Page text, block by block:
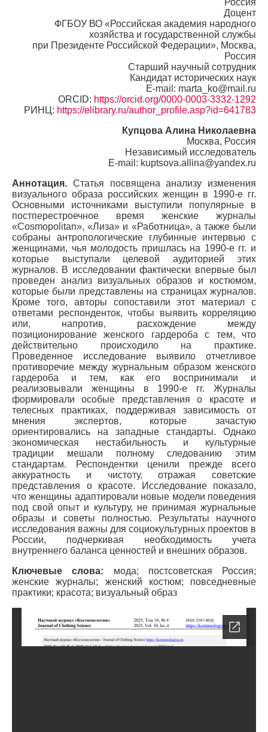
Россия
Доцент
ФГБОУ ВО «Российская академия народного
хозяйства и государственной службы
при Президенте Российской Федерации», Москва,
Россия
Старший научный сотрудник
Кандидат исторических наук
E-mail: marta_ko@mail.ru
ORCID: https://orcid.org/0000-0003-3332-1292
РИНЦ: https://elibrary.ru/author_profile.asp?id=641783
Купцова Алина Николаевна
Москва, Россия
Независимый исследователь
E-mail: kuptsova.allina@yandex.ru
Аннотация. Статья посвящена анализу изменения
визуального образа российских женщин в 1990-е гг.
Основными источниками выступили популярные в
постперестроечное время женские журналы
«Cosmopolitan», «Лиза» и «Работница», а также были
собраны антропологические глубинные интервью с
женщинами, чья молодость пришлась на 1990-е гг. и
которые выступали целевой аудиторией этих
журналов. В исследовании фактически впервые был
проведен анализ визуальных образов и костюмом,
которые были представлены на страницах журналов.
Кроме того, авторы сопоставили этот материал с
ответами респонденток, чтобы выявить корреляцию
или, напротив, расхождение между
позиционирование женского гардероба с тем, что
действительно происходило на практике.
Проведенное исследование выявило отчетливое
противоречие между журнальным образом женского
гардероба и тем, как его воспринимали и
реализовывали женщины в 1990-е гг. Журналы
формировали особые представления о красоте и
телесных практиках, поддерживая зависимость от
мнения экспертов, которые зачастую
ориентировались на западные стандарты. Однако
экономическая нестабильность и культурные
традиции мешали полному следованию этим
стандартам. Респондентки ценили прежде всего
аккуратность и чистоту, отражая советские
представления о красоте. Исследование показало,
что женщины адаптировали новые модели поведения
под свой опыт и культуру, не принимая журнальные
образы и советы полностью. Результаты научного
исследования важны для социокультурных проектов в
России, подчеркивая необходимость учета
внутреннего баланса ценностей и внешних образов.
Ключевые слова: мода; постсоветская Россия;
женские журналы; женский костюм; повседневные
практики; красота; визуальный образ